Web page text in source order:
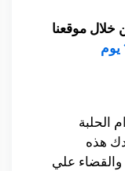
موقعنا
الحلبة
هذه
علي